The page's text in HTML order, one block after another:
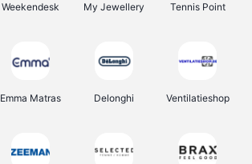
Weekendesk My Jewellery Tennis Point
Emma Matras Delonghi Ventilatieshop